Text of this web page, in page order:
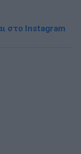
στο Instagram